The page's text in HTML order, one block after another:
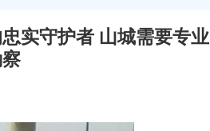
实守护者 山城需要专业